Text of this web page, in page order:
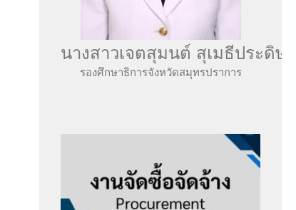
นางสาวเจตสุมนต์ สุเมธีประดิษฐ์
รองศึกษาธิการจังหวัดสมุทรปราการ